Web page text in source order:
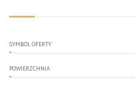
SYMBOL OFERTY
POWIERZCHNIA